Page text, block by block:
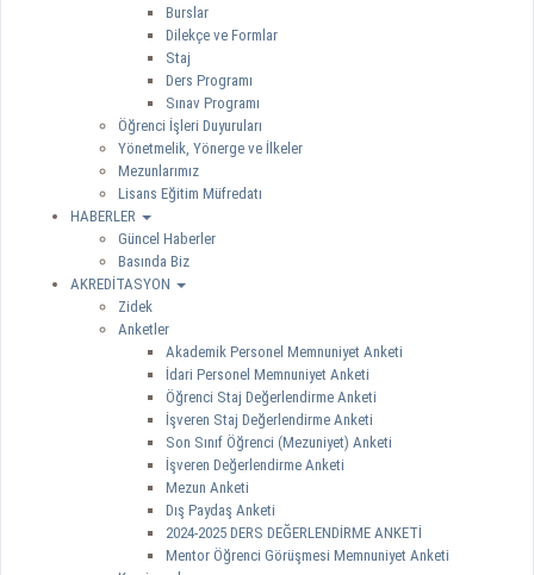
Burslar
Dilekçe ve Formlar
Staj
Ders Programı
Sınav Programı
Öğrenci İşleri Duyuruları
Yönetmelik, Yönerge ve İlkeler
Mezunlarımız
Lisans Eğitim Müfredatı
HABERLER
Güncel Haberler
Basında Biz
AKREDİTASYON
Zidek
Anketler
Akademik Personel Memnuniyet Anketi
İdari Personel Memnuniyet Anketi
Öğrenci Staj Değerlendirme Anketi
İşveren Staj Değerlendirme Anketi
Son Sınıf Öğrenci (Mezuniyet) Anketi
İşveren Değerlendirme Anketi
Mezun Anketi
Dış Paydaş Anketi
2024-2025 DERS DEĞERLENDİRME ANKETİ
Mentor Öğrenci Görüşmesi Memnuniyet Anketi